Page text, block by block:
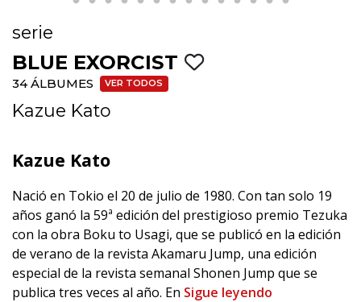
serie
BLUE EXORCIST
34 ÁLBUMES VER TODOS
Kazue Kato
Kazue Kato
Nació en Tokio el 20 de julio de 1980. Con tan solo 19
años ganó la 59ª edición del prestigioso premio Tezuka
con la obra Boku to Usagi, que se publicó en la edición
de verano de la revista Akamaru Jump, una edición
especial de la revista semanal Shonen Jump que se
publica tres veces al año. En Sigue leyendo